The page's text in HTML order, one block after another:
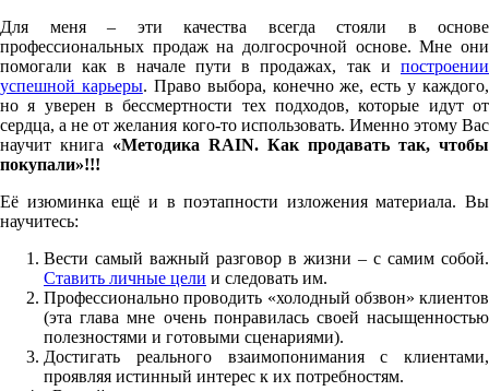
Для меня – эти качества всегда стояли в основе
профессиональных продаж на долгосрочной основе. Мне они
помогали как в начале пути в продажах, так и построении
успешной карьеры. Право выбора, конечно же, есть у каждого,
но я уверен в бессмертности тех подходов, которые идут от
сердца, а не от желания кого-то использовать. Именно этому Вас
научит книга «Методика RAIN. Как продавать так, чтобы
покупали»!!!
Её изюминка ещё и в поэтапности изложения материала. Вы
научитесь:
Вести самый важный разговор в жизни – с самим собой.
Ставить личные цели и следовать им.
Профессионально проводить «холодный обзвон» клиентов
(эта глава мне очень понравилась своей насыщенностью
полезностями и готовыми сценариями).
Достигать реального взаимопонимания с клиентами,
проявляя истинный интерес к их потребностям.